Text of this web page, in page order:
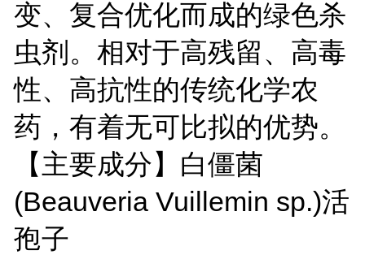
变、复合优化而成的绿色杀
虫剂。相对于高残留、高毒
性、高抗性的传统化学农
药，有着无可比拟的优势。
【主要成分】白僵菌
(Beauveria Vuillemin sp.)活
孢子